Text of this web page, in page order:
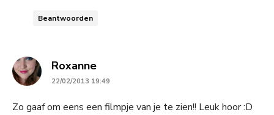
Beantwoorden
Roxannesays:
22/02/2013 19:49
Zo gaaf om eens een filmpje van je te zien!! Leuk hoor :D